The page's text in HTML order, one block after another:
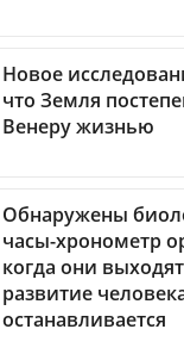
Новое
что Земля
Венеру жизнью
Обнаружены
часы-хронометр
когда они
развитие
останавливается